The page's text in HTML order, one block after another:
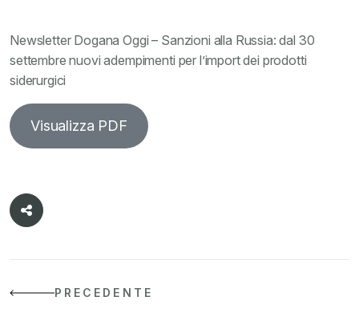
Newsletter Dogana Oggi – Sanzioni alla Russia: dal 30
settembre nuovi adempimenti per l’import dei prodotti
siderurgici
Visualizza PDF
PRECEDENTE